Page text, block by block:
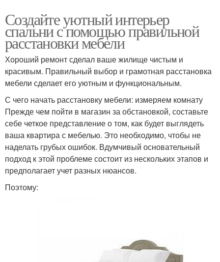
Создайте уютный интерьер
спальни с помощью правильной
расстановки мебели
Хороший ремонт сделал ваше жилище чистым и
красивым. Правильный выбор и грамотная расстановка
мебели сделает его уютным и функциональным.
С чего начать расстановку мебели: измеряем комнату
Прежде чем пойти в магазин за обстановкой, составьте
себе четкое представление о том, как будет выглядеть
ваша квартира с мебелью. Это необходимо, чтобы не
наделать грубых ошибок. Вдумчивый основательный
подход к этой проблеме состоит из нескольких этапов и
предполагает учет разных нюансов.
Поэтому: